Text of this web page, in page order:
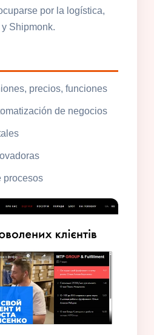
por la logística,
Shipmonk.
precios, funciones
de negocios
procesos